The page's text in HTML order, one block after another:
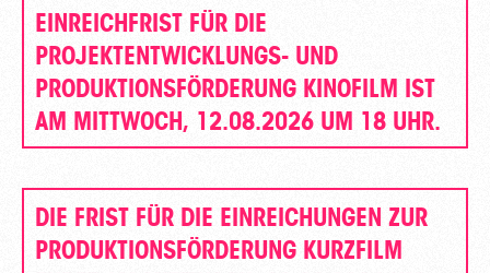
EINREICHFRIST FÜR DIE
PROJEKTENTWICKLUNGS- UND
PRODUKTIONSFÖRDERUNG KINOFILM IST
AM MITTWOCH, 12.08.2026 UM 18 UHR.
DIE FRIST FÜR DIE EINREICHUNGEN ZUR
PRODUKTIONSFÖRDERUNG KURZFILM